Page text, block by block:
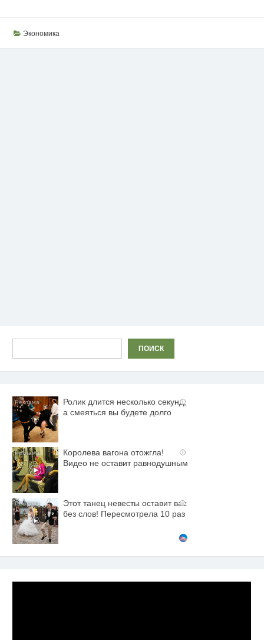
Экономика
ПОИСК
i
Ролик длится несколько секунд,
а смеяться вы будете долго
i
Королева вагона отожгла!
Видео не оставит равнодушным
i
Этот танец невесты оставит вас
без слов! Пересмотрела 10 раз